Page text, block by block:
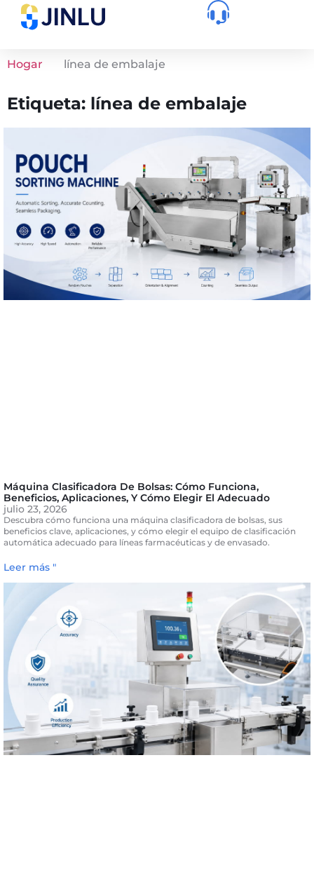
Hogar línea de embalaje
Etiqueta: línea de embalaje
Máquina Clasificadora De Bolsas: Cómo Funciona,
Beneficios, Aplicaciones, Y Cómo Elegir El Adecuado
julio 23, 2026
Descubra cómo funciona una máquina clasificadora de bolsas, sus
beneficios clave, aplicaciones, y cómo elegir el equipo de clasificación
automática adecuado para líneas farmacéuticas y de envasado.
Leer más "